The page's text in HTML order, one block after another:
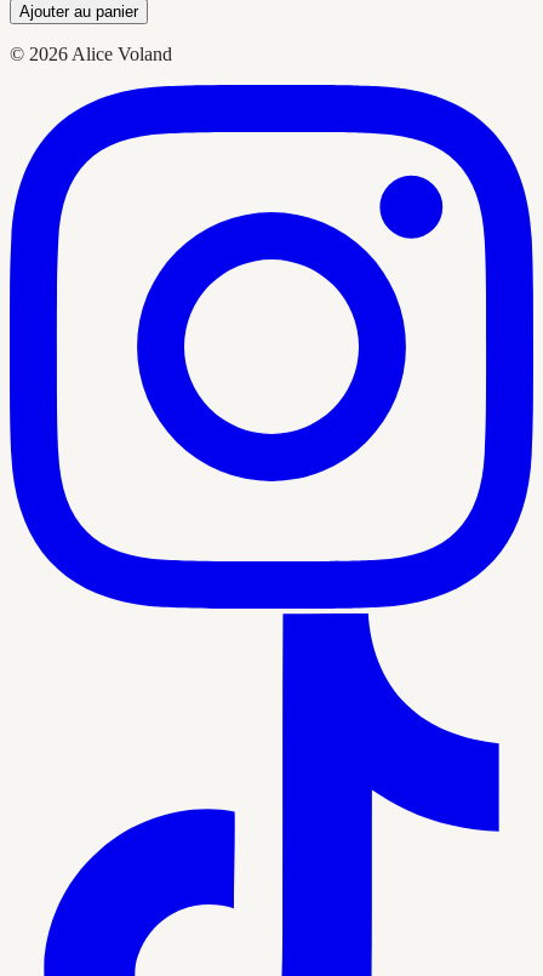
Ajouter au panier
© 2026 Alice Voland